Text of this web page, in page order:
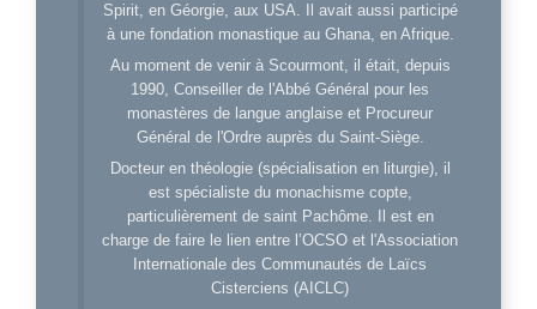
Spirit, en Géorgie, aux USA. Il avait aussi participé
à une fondation monastique au Ghana, en Afrique.
Au moment de venir à Scourmont, il était, depuis
1990, Conseiller de l'Abbé Général pour les
monastères de langue anglaise et Procureur
Général de l'Ordre auprès du Saint-Siège.
Docteur en théologie (spécialisation en liturgie), il
est spécialiste du monachisme copte,
particulièrement de saint Pachôme. Il est en
charge de faire le lien entre l’OCSO et l'Association
Internationale des Communautés de Laïcs
Cisterciens (AICLC)